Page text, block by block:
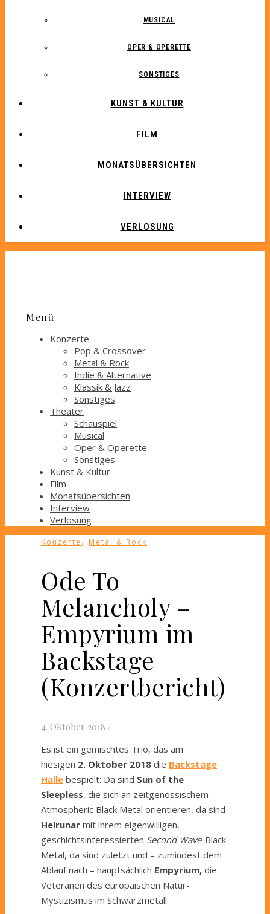
MUSICAL
OPER & OPERETTE
SONSTIGES
KUNST & KULTUR
FILM
MONATSÜBERSICHTEN
INTERVIEW
VERLOSUNG
Menü
Konzerte
Pop & Crossover
Metal & Rock
Indie & Alternative
Klassik & Jazz
Sonstiges
Theater
Schauspiel
Musical
Oper & Operette
Sonstiges
Kunst & Kultur
Film
Monatsübersichten
Interview
Verlosung
Konzerte , Metal & Rock
Ode To
Melancholy –
Empyrium im
Backstage
(Konzertbericht)
4. Oktober 2018 /
Es ist ein gemischtes Trio, das am
hiesigen 2. Oktober 2018 die Backstage
Halle bespielt: Da sind Sun of the
Sleepless, die sich an zeitgenössischem
Atmospheric Black Metal orientieren, da sind
Helrunar mit ihrem eigenwilligen,
geschichtsinteressierten Second Wave-Black
Metal, da sind zuletzt und – zumindest dem
Ablauf nach – hauptsächlich Empyrium, die
Veteranen des europäischen Natur-
Mystizismus im Schwarzmetall.